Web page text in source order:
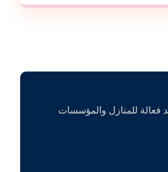
فعالة للمنازل والمؤسسات